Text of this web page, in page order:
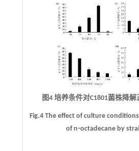
图4 培养条件对C1801菌株降
Fig.4 The effect of culture
of n⁃octadecane by